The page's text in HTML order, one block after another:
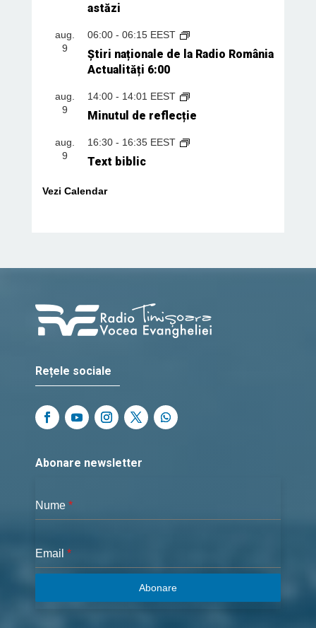
astăzi
aug.
9
06:00- 06:15 EEST
Știri naționale de la Radio România
Actualități 6:00
aug.
9
14:00- 14:01 EEST
Minutul de reflecție
aug.
9
16:30- 16:35 EEST
Text biblic
Vezi Calendar
Rețele sociale
Abonare newsletter
Nume *
Email *
Abonare